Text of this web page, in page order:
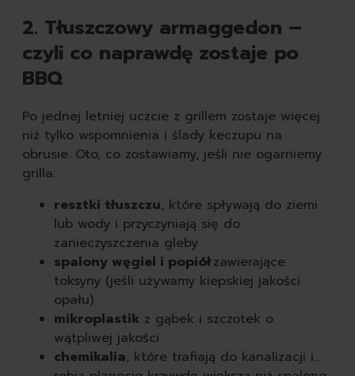
2. Tłuszczowy armaggedon –
czyli co naprawdę zostaje po
BBQ
Po jednej letniej uczcie z grillem zostaje więcej
niż tylko wspomnienia i ślady keczupu na
obrusie. Oto, co zostawiamy, jeśli nie ogarniemy
grilla:
resztki tłuszczu, które spływają do ziemi
lub wody i przyczyniają się do
zanieczyszczenia gleby
spalony węgiel i popiółzawierające
toksyny (jeśli używamy kiepskiej jakości
opału)
mikroplastik z gąbek i szczotek o
wątpliwej jakości
chemikalia, które trafiają do kanalizacji i…